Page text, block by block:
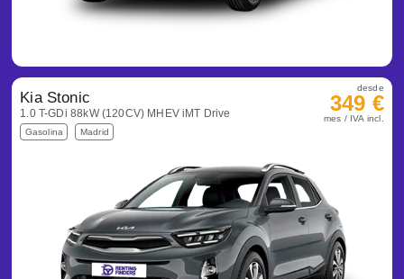
Kia Stonic
1.0 T-GDi 88kW (120CV) MHEV iMT Drive
Gasolina Madrid
desde
349 €
mes / IVA incl.